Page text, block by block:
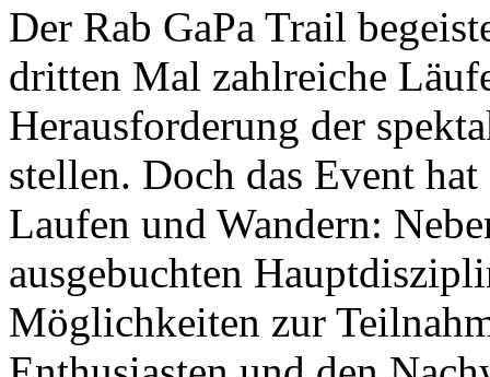
Der Rab GaPa Trail
dritten Mal zahlreiche
Herausforderung der
stellen. Doch das Event
Laufen und Wandern:
ausgebuchten
Möglichkeiten zur